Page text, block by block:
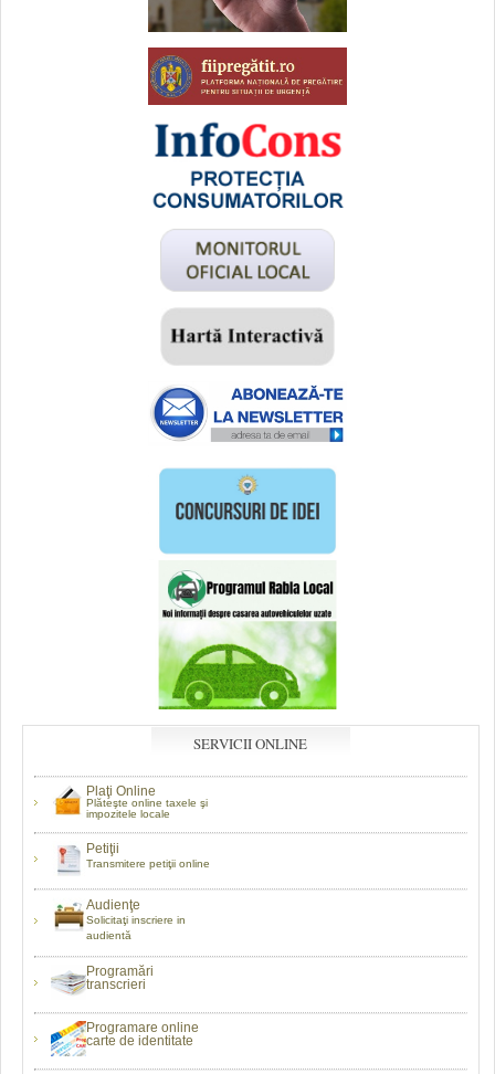
SERVICII ONLINE
Plaţi Online
Plăteşte online taxele şi
impozitele locale
Petiţii
Transmitere petiţii online
Audienţe
Solicitaţi inscriere in
audientă
Programări
transcrieri
Programare online
carte de identitate